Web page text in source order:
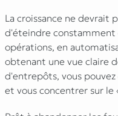
La croissance ne devrait
d'éteindre constamment
opérations, en
obtenant une vue claire
d'entrepôts, vous pouvez
et vous concentrer sur le